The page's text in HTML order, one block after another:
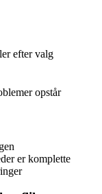
efter valg
opstår
er komplette